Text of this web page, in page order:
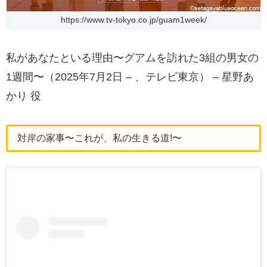
https://www.tv-tokyo.co.jp/guam1week/
私があなたといる理由〜グアムを訪れた3組の男女の
1週間〜（2025年7月2日 – 、テレビ東京） – 星野あ
かり 役
対岸の家事〜これが、私の生きる道!〜